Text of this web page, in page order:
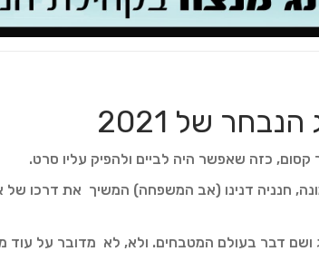
של 2021
כזה שאפשר היה לביים ולהפיק עליו סרט.
– בקריית שמונה, חנניה דנינו (אב המשפחה) המשיך את
דבר בעולם המטבחים. ולא, לא מדובר על עוד